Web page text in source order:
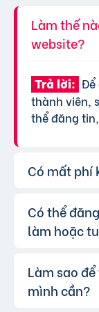
Làm thế
website?
Trả lời: Để
thành viên,
thể đăng
Có mất phí
Trả lời:
phí cơ bản
thị, bạn có
cấp với chi
VIP.
Có thể
làm hoặc
Trả lời:
tôi hỗ trợ
Làm sao
mình cần?